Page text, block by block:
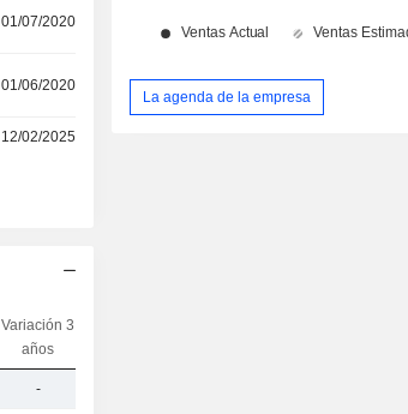
01/07/2020
01/06/2020
12/02/2025
Variación 3
años
-
La agenda de la empresa